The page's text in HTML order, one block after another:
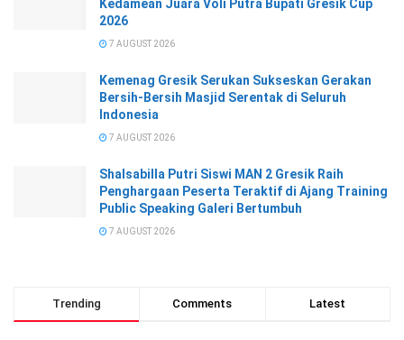
Kedamean Juara Voli Putra Bupati Gresik Cup
2026
7 AUGUST 2026
Kemenag Gresik Serukan Sukseskan Gerakan
Bersih-Bersih Masjid Serentak di Seluruh
Indonesia
7 AUGUST 2026
Shalsabilla Putri Siswi MAN 2 Gresik Raih
Penghargaan Peserta Teraktif di Ajang Training
Public Speaking Galeri Bertumbuh
7 AUGUST 2026
Trending Comments Latest